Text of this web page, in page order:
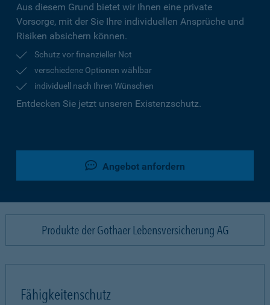
Aus diesem Grund bietet wir Ihnen eine private
Vorsorge, mit der Sie Ihre individuellen Ansprüche und
Risiken absichern können.
Schutz vor finanzieller Not
verschiedene Optionen wählbar
individuell nach Ihren Wünschen
Entdecken Sie jetzt unseren Existenzschutz.
Angebot anfordern
Produkte der Gothaer Lebensversicherung AG
Fähigkeitenschutz